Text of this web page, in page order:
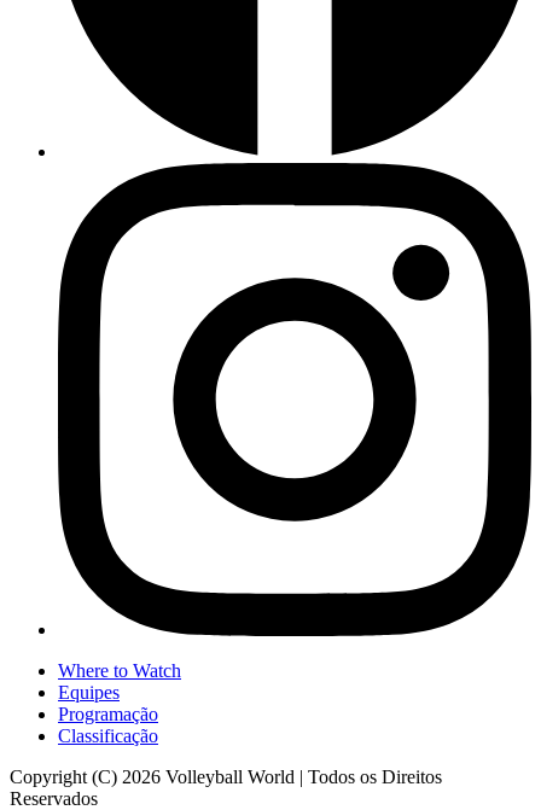
Where to Watch
Equipes
Programação
Classificação
Copyright (C) 2026 Volleyball World | Todos os Direitos
Reservados